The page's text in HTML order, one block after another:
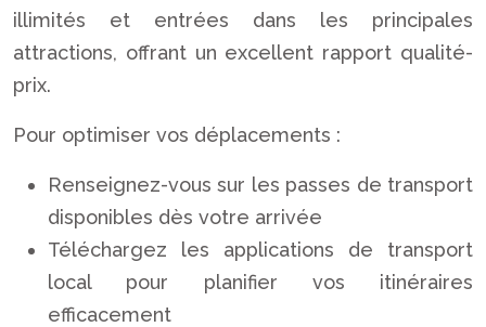
illimités et entrées dans les principales
attractions, offrant un excellent rapport qualité-
prix.
Pour optimiser vos déplacements :
Renseignez-vous sur les passes de transport
disponibles dès votre arrivée
Téléchargez les applications de transport
local pour planifier vos itinéraires
efficacement